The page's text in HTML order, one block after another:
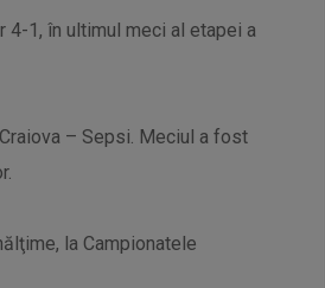
4-1, în ultimul meci al etapei a
– Sepsi. Meciul a fost
la Campionatele